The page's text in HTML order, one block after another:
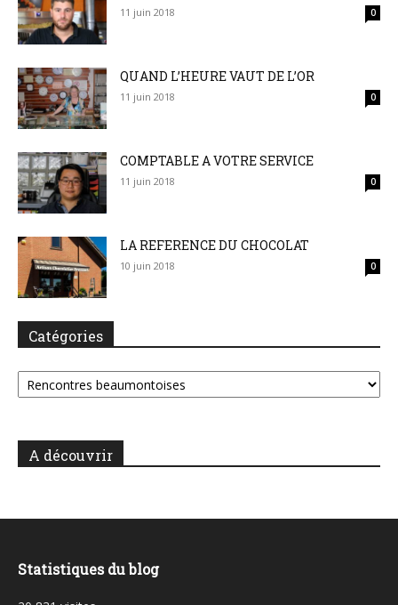
11 juin 2018 0
QUAND L’HEURE VAUT DE L’OR
11 juin 2018 0
COMPTABLE A VOTRE SERVICE
11 juin 2018 0
LA REFERENCE DU CHOCOLAT
10 juin 2018 0
Catégories
Catégories
A découvrir
Statistiques du blog